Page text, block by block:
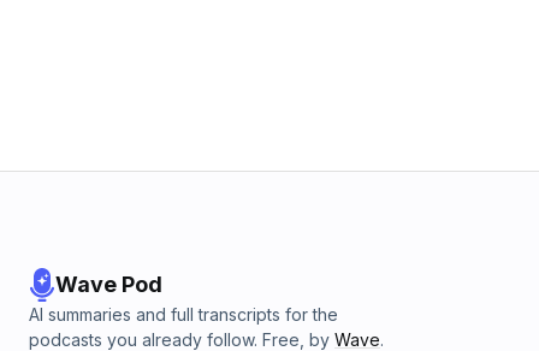
Wave Pod
AI summaries and full transcripts for the
podcasts you already follow. Free, by Wave.